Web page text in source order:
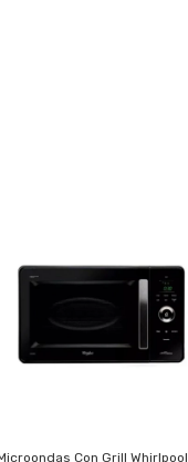
Con Grill Whirlpool